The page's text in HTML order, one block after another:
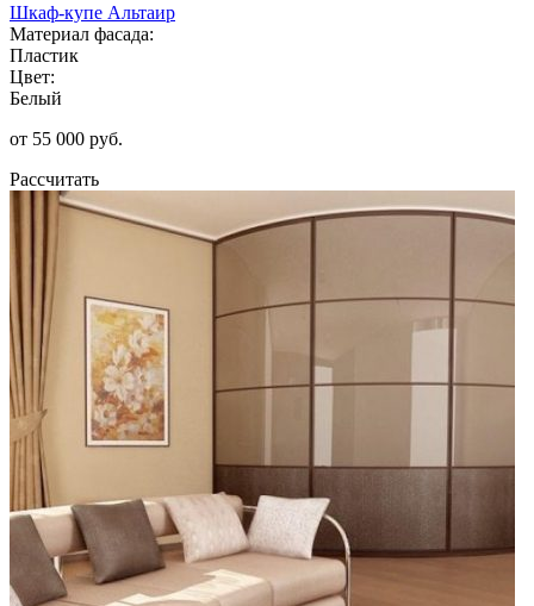
Шкаф-купе Альтаир
Материал фасада:
Пластик
Цвет:
Белый
от 55 000 руб.
Рассчитать